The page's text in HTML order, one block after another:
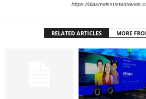
https://
RELATED ARTICLES MORE